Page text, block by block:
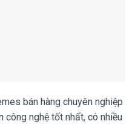
bán hàng chuyên nghiệp
công nghệ tốt nhất, có nhiều